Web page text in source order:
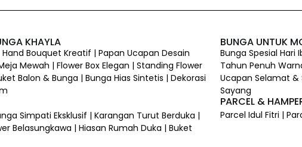
KHAYLA
Bouquet Kreatif | Papan Ucapan Desain
Mewah | Flower Box Elegan | Standing Flower
Balon & Bunga | Bunga Hias Sintetis | Dekorasi
Simpati Eksklusif | Karangan Turut Berduka |
Belasungkawa | Hiasan Rumah Duka | Buket
BUNGA UNTUK
Bunga Spesial Hari
Tahun Penuh
Ucapan Selamat &
Sayang
PARCEL &
Parcel Idul Fitri |